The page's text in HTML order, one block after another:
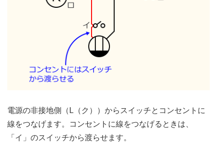
電源の非接地側（L（ク））からスイッチとコンセントに
線をつなげます。コンセントに線をつなげるときは、
「イ」のスイッチから渡らせます。